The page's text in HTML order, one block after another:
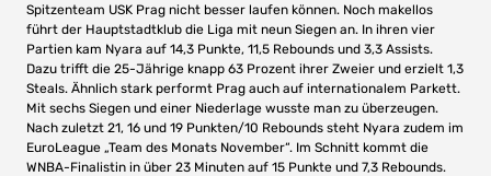
Spitzenteam USK Prag nicht besser laufen können. Noch makellos
führt der Hauptstadtklub die Liga mit neun Siegen an. In ihren vier
Partien kam Nyara auf 14,3 Punkte, 11,5 Rebounds und 3,3 Assists.
Dazu trifft die 25-Jährige knapp 63 Prozent ihrer Zweier und erzielt 1,3
Steals. Ähnlich stark performt Prag auch auf internationalem Parkett.
Mit sechs Siegen und einer Niederlage wusste man zu überzeugen.
Nach zuletzt 21, 16 und 19 Punkten/10 Rebounds steht Nyara zudem im
EuroLeague „Team des Monats November“. Im Schnitt kommt die
WNBA-Finalistin in über 23 Minuten auf 15 Punkte und 7,3 Rebounds.